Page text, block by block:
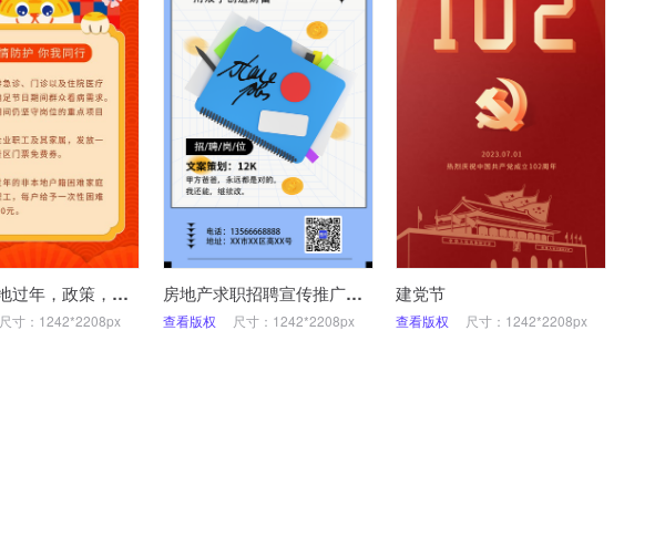
春节，就地过年，政策，疫情，手机海报
尺寸：1242*2208px
房地产求职招聘宣传推广创意海报
查看版权 尺寸：1242*2208px
建党节
查看版权 尺寸：1242*2208px